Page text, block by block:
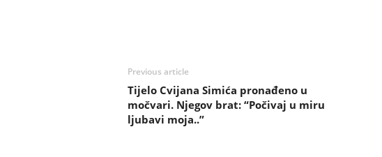
Previous article
Tijelo Cvijana Simića pronađeno u
močvari. Njegov brat: “Počivaj u miru
ljubavi moja..”